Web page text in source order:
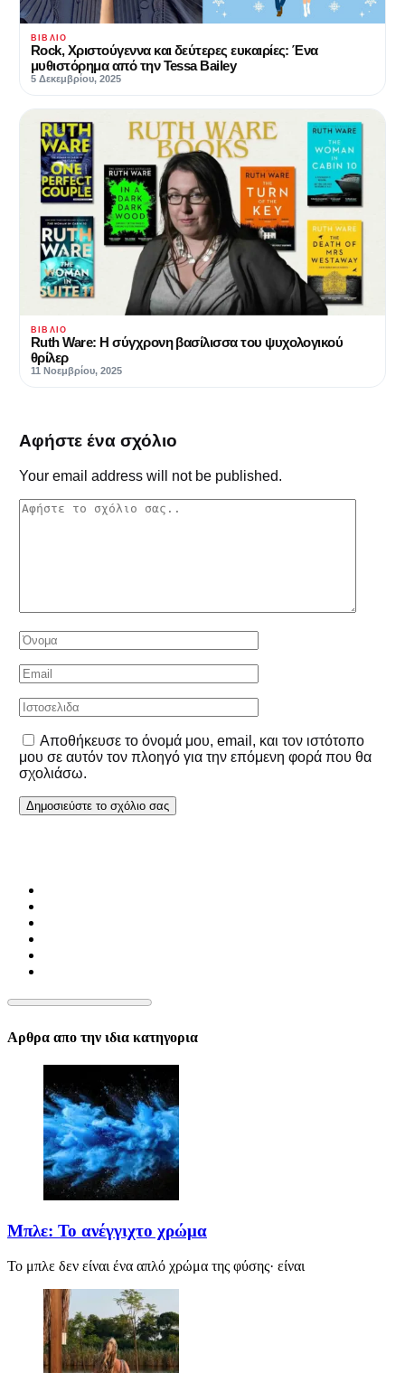
ΒΙΒΛΊΟ
Rock, Χριστούγεννα και δεύτερες ευκαιρίες: Ένα
μυθιστόρημα από την Tessa Bailey
5 Δεκεμβρίου, 2025
ΒΙΒΛΊΟ
Ruth Ware: Η σύγχρονη βασίλισσα του ψυχολογικού
θρίλερ
11 Νοεμβρίου, 2025
Αφήστε ένα σχόλιο
Your email address will not be published.
Αποθήκευσε το όνομά μου, email, και τον ιστότοπο
μου σε αυτόν τον πλοηγό για την επόμενη φορά που θα
σχολιάσω.
Αρθρα απο την ιδια κατηγορια
Μπλε: Το ανέγγιχτο χρώμα
Το μπλε δεν είναι ένα απλό χρώμα της φύσης· είναι